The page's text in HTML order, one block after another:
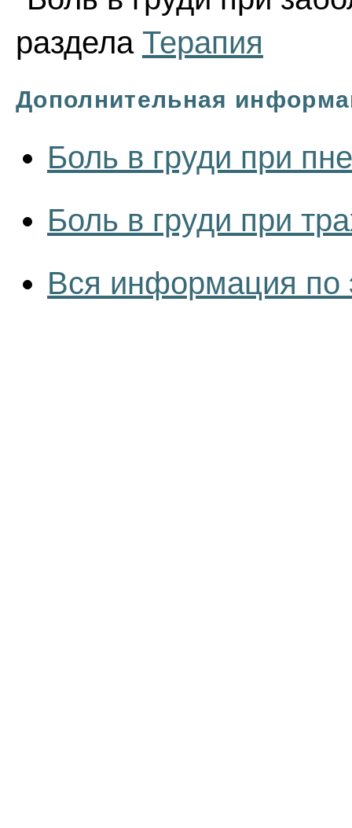
раздела Терапия
Дополнительная
Боль в груди при
Боль в груди при
Вся информация по